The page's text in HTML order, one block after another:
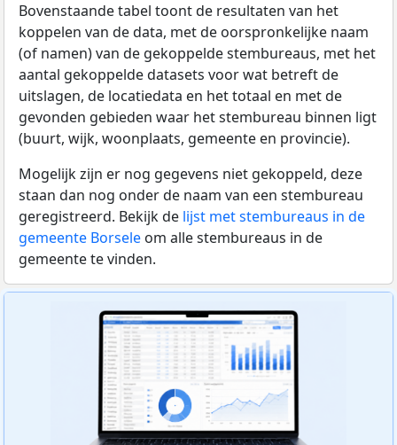
Bovenstaande tabel toont de resultaten van het
koppelen van de data, met de oorspronkelijke naam
(of namen) van de gekoppelde stembureaus, met het
aantal gekoppelde datasets voor wat betreft de
uitslagen, de locatiedata en het totaal en met de
gevonden gebieden waar het stembureau binnen ligt
(buurt, wijk, woonplaats, gemeente en provincie).
Mogelijk zijn er nog gegevens niet gekoppeld, deze
staan dan nog onder de naam van een stembureau
geregistreerd. Bekijk de lijst met stembureaus in de
gemeente Borsele om alle stembureaus in de
gemeente te vinden.